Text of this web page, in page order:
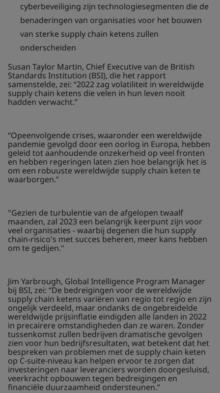
cyberbeveiliging zijn technologiesegmenten die de
benaderingen van organisaties voor het bouwen
van sterke supply chain ketens zullen
onderscheiden
Susan Taylor Martin, Chief Executive van de British
Standards Institution (BSI), die het rapport
samenstelde, zei: “2022 zag volatiliteit in wereldwijde
supply chain ketens die velen in hun leven nooit
hadden verwacht.”
“Opeenvolgende crises, waaronder een wereldwijde
pandemie gevolgd door een oorlog in Europa, hebben
geleid tot aanhoudende onzekerheid op veel fronten
en hebben regeringen laten zien hoe belangrijk het is
om een robuuste wereldwijde supply chain keten te
waarborgen.”
"Gezien de turbulentie van de afgelopen twaalf
maanden, zal 2023 een belangrijk keerpunt zijn voor
veel organisaties - waarbij degenen die hun supply
chain-risico's met succes beheren, meer kans hebben
om te gedijen."
Jim Yarbrough, Global Intelligence Program Manager
bij BSI, zei: “De bedreigingen voor de wereldwijde
supply chain ketens variëren van regio tot regio en zijn
ongelijk verdeeld, maar ondanks de ongebreidelde
wereldwijde prijsinflatie eindigden alle landen in 2022
in precairere omstandigheden dan ze waren. Zonder
tussenkomst zullen bedrijven dramatische gevolgen
zien voor hun bedrijfsresultaten, wat betekent dat het
bespreken van problemen met de supply chain keten
op C-suite-niveau kan helpen ervoor te zorgen dat
investeringen naar leveranciers worden doorgesluisd,
veerkracht opbouwen tegen bedreigingen en
financiële duurzaamheid ondersteunen.”